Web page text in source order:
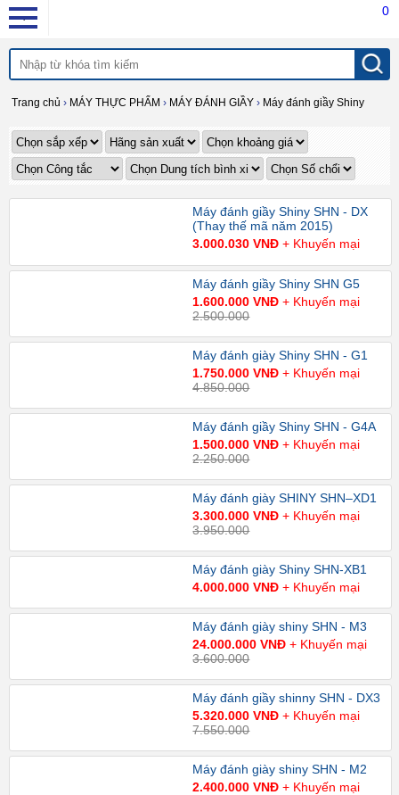
0
Trang chủ › MÁY THỰC PHẨM › MÁY ĐÁNH GIẦY › Máy đánh giầy Shiny
Máy đánh giầy Shiny SHN - DX
(Thay thế mã năm 2015)
3.000.030 VNĐ+ Khuyến mại
Máy đánh giầy Shiny SHN G5
1.600.000 VNĐ+ Khuyến mại
2.500.000
Máy đánh giày Shiny SHN - G1
1.750.000 VNĐ+ Khuyến mại
4.850.000
Máy đánh giầy Shiny SHN - G4A
1.500.000 VNĐ+ Khuyến mại
2.250.000
Máy đánh giày SHINY SHN–XD1
3.300.000 VNĐ+ Khuyến mại
3.950.000
Máy đánh giày Shiny SHN-XB1
4.000.000 VNĐ+ Khuyến mại
Máy đánh giày shiny SHN - M3
24.000.000 VNĐ+ Khuyến mại
3.600.000
Máy đánh giầy shinny SHN - DX3
5.320.000 VNĐ+ Khuyến mại
7.550.000
Máy đánh giày shiny SHN - M2
2.400.000 VNĐ+ Khuyến mại